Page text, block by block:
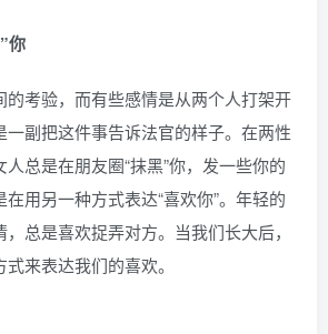
你
的考验，而有些感情是从两个人打架开
一副把这件事告诉法官的样子。在两性
总是在朋友圈“抹黑”你，发一些你的
用另一种方式表达“喜欢你”。年轻的
总是喜欢捉弄对方。当我们长大后，
来表达我们的喜欢。